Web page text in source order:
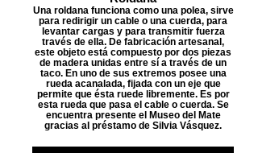
Una roldana funciona como una polea, sirve
para redirigir un cable o una cuerda, para
levantar cargas y para transmitir fuerza
través de ella. De fabricación artesanal,
este objeto está compuesto por dos piezas
de madera unidas entre sí a través de un
taco. En uno de sus extremos posee una
rueda acanalada, fijada con un eje que
permite que ésta ruede libremente. Es por
esta rueda que pasa el cable o cuerda. Se
encuentra presente el Museo del Mate
gracias al préstamo de Silvia Vásquez.